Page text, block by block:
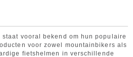
staat vooral bekend om hun populaire
voor zowel mountainbikers als
fietshelmen in verschillende